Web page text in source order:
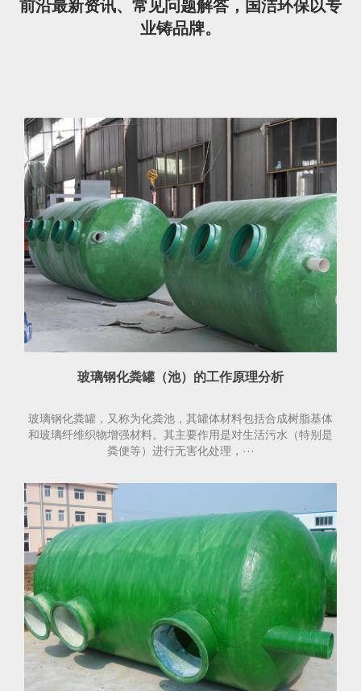
前沿最新资讯、常见问题解答，国洁环保以专
业铸品牌。
玻璃钢化粪罐（池）的工作原理分析
玻璃钢化粪罐，又称为化粪池，其罐体材料包括合成树脂基体
和玻璃纤维织物增强材料。其主要作用是对生活污水（特别是
粪便等）进行无害化处理，···